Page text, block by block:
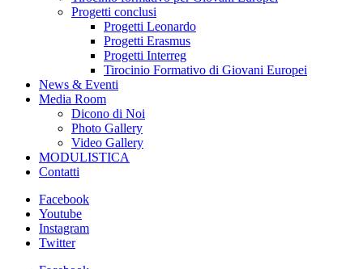
Progetti conclusi
Progetti Leonardo
Progetti Erasmus
Progetti Interreg
Tirocinio Formativo di Giovani Europei
News & Eventi
Media Room
Dicono di Noi
Photo Gallery
Video Gallery
MODULISTICA
Contatti
Facebook
Youtube
Instagram
Twitter